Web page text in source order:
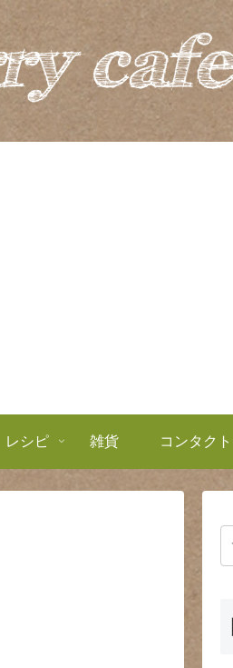
レシピ 雑貨 コンタクト